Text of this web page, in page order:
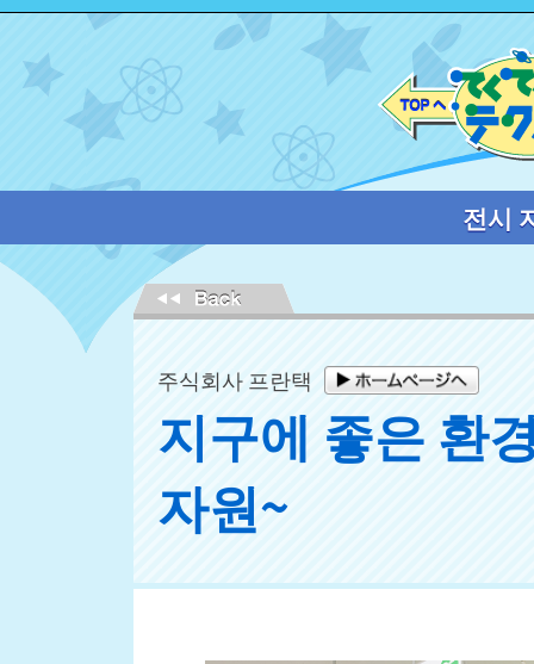
전시
주식회사 프란택
지구에 좋은 환
자원~